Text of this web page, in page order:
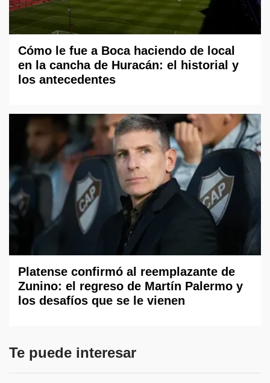
Cómo le fue a Boca haciendo de local
en la cancha de Huracán: el historial y
los antecedentes
Platense confirmó al reemplazante de
Zunino: el regreso de Martín Palermo y
los desafíos que se le vienen
Te puede interesar